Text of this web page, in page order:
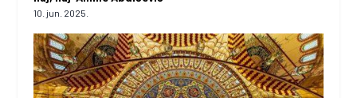
10. jun. 2025.